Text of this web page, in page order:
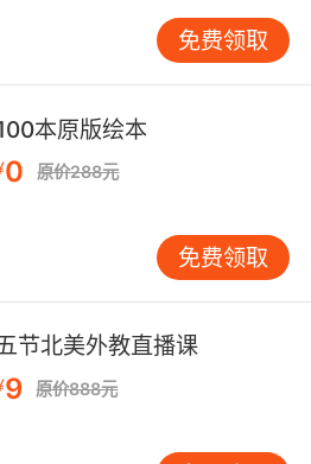
合孩子年龄和水平的英语数
融入英语学习中。这些教材
英语绘本、数学游戏和互动
愉快的氛围中学习数学。
话和互动，将数学概念自
学习中。例如，在购物时让
，或者在游戏中让孩子用英
位置等。 语言与数学的结合
学术能力，还能促进他们的
学习，孩子不仅可以掌握数
言表达能力、逻辑思维能
这种综合能力的提升将为
奠定坚实的基础。 总之，
Early Math Skills
主题强调了英语学习在培
免费领取
本原版绘本
0 原价288元
免费领取
节北美外教直播课
9 原价888元